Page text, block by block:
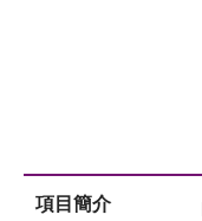
會籍
項目簡介